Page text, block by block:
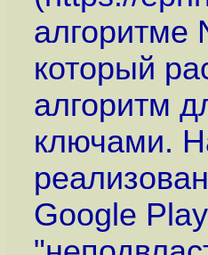
алгоритме
который
алгоритм
ключами.
Google